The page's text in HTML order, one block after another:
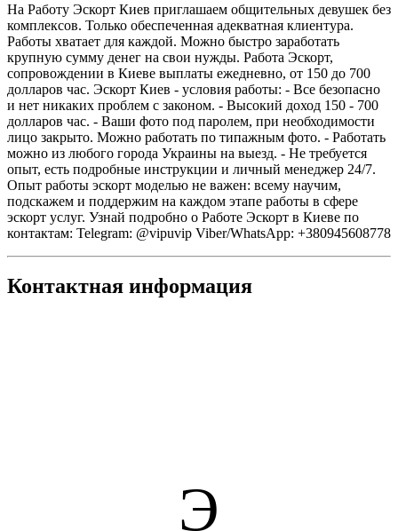
На Работу Эcкорт Киев приглашаем общительных девушек без
комплексов. Только обеспеченная адекватная клиентура.
Работы хватает для каждой. Можно быстро заработать
крупную сумму денег на свои нужды. Работа Эcкорт,
cопровождении в Киеве выплаты ежедневно, от 150 до 700
долларов час. Эcкорт Киев - условия работы: - Все безопасно
и нет никаких проблем с законом. - Высокий доход 150 - 700
долларов час. - Ваши фото под паролем, при необходимости
лицо закрыто. Можно работать по типажным фото. - Работать
можно из любого города Украины на выезд. - Не требуется
опыт, есть подробные инструкции и личный менеджер 24/7.
Опыт работы эcкорт моделью не важен: всему научим,
подскажем и поддержим на каждом этапе работы в сфере
эcкорт услуг. Узнай подробно о Работе Эcкорт в Киеве по
контактам: Telegram: @vipuvip Viber/WhatsApp: +380945608778
Контактная информация
Э